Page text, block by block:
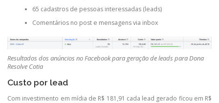
65 cadastros de pessoas interessadas (leads)
Comentários no post e mensagens via inbox
Resultados dos anúncios no Facebook para geração de leads para Dona
Resolve Cotia
Custo por lead
Com investimento em mídia de R$ 181,91 cada lead gerado ficou em R$